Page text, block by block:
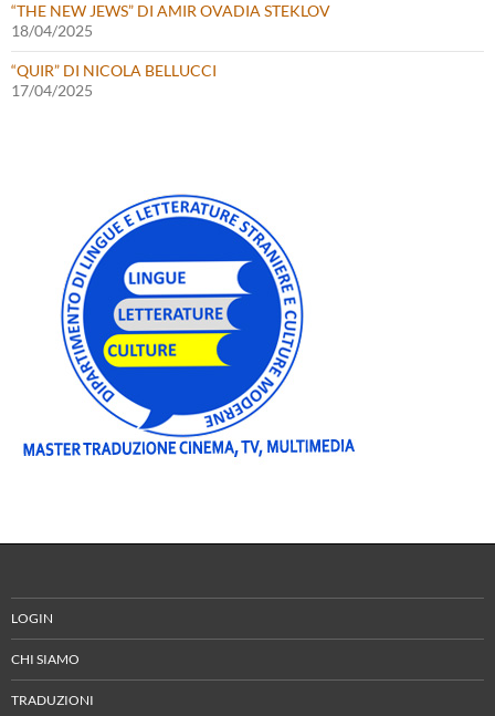
“THE NEW JEWS” DI AMIR OVADIA STEKLOV
18/04/2025
“QUIR” DI NICOLA BELLUCCI
17/04/2025
LOGIN
CHI SIAMO
TRADUZIONI